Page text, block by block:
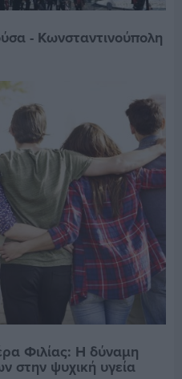
- Κωνσταντινούπολη
Φιλίας: Η δύναμη
στην ψυχική υγεία